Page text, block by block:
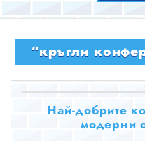
“кръгли
Най-добрите
модерни